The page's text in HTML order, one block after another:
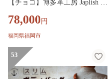
【チョコ】博多革工房 Japlish ジ
78,000 円
福岡県福岡市
53